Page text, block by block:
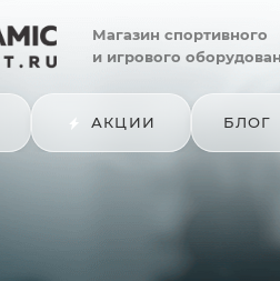
Магазин спортивного
и игрового
АКЦИИ БЛОГ